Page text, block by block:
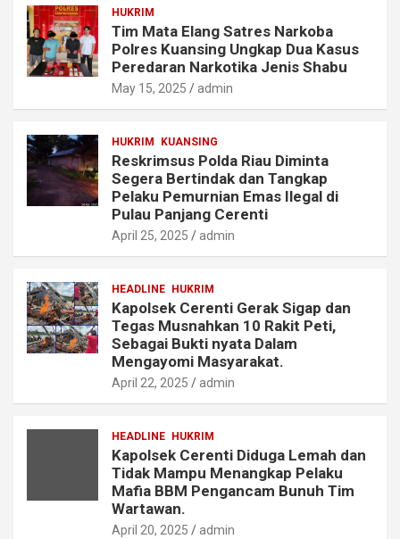
HUKRIM
Tim Mata Elang Satres Narkoba
Polres Kuansing Ungkap Dua Kasus
Peredaran Narkotika Jenis Shabu
May 15, 2025 admin
HUKRIM KUANSING
Reskrimsus Polda Riau Diminta
Segera Bertindak dan Tangkap
Pelaku Pemurnian Emas Ilegal di
Pulau Panjang Cerenti
April 25, 2025 admin
HEADLINE HUKRIM
Kapolsek Cerenti Gerak Sigap dan
Tegas Musnahkan 10 Rakit Peti,
Sebagai Bukti nyata Dalam
Mengayomi Masyarakat.
April 22, 2025 admin
HEADLINE HUKRIM
Kapolsek Cerenti Diduga Lemah dan
Tidak Mampu Menangkap Pelaku
Mafia BBM Pengancam Bunuh Tim
Wartawan.
April 20, 2025 admin